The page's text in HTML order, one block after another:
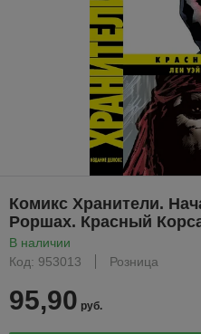
Комикс Хранители.
Роршах. Красный
В наличии
Код: 953013
Розница
95,90 руб.